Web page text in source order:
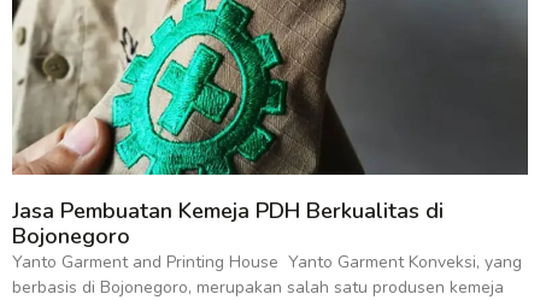
Jasa Pembuatan Kemeja PDH Berkualitas di
Bojonegoro
Yanto Garment and Printing House Yanto Garment Konveksi, yang
berbasis di Bojonegoro, merupakan salah satu produsen kemeja